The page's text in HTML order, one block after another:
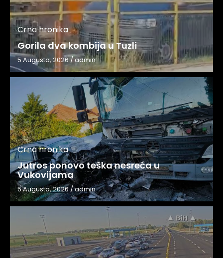
Crna hronika
Gorila dva kombija u Tuzli
5 Augusta, 2026/admin
Crna hronika
Jutros ponovo teška nesreća u
Vukovijama
5 Augusta, 2026/admin